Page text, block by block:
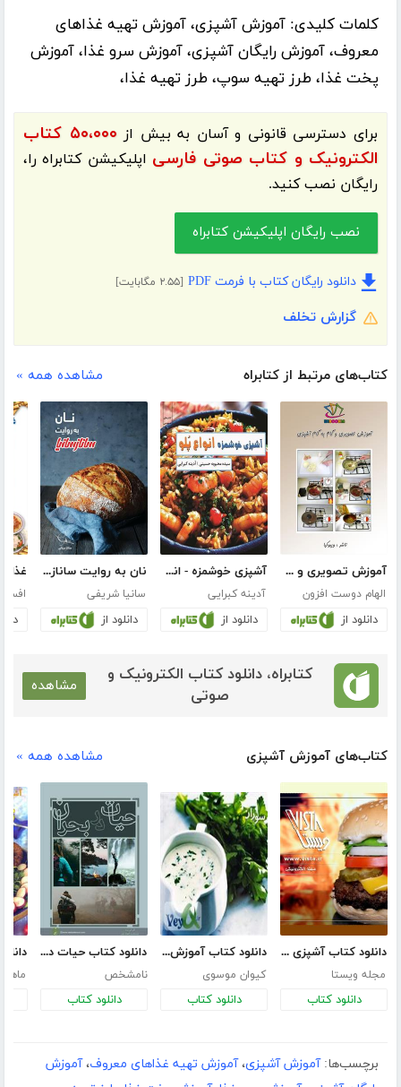
کلمات کلیدی: آموزش آشپزی، آموزش تهیه غذاهای
معروف، آموزش رایگان آشپزی، آموزش سرو غذا، آموزش
پخت غذا، طرز تهیه سوپ، طرز تهیه غذا،
برای دسترسی قانونی و آسان به بیش از
۵۰،۰۰۰ کتاب
الکترونیک و کتاب صوتی فارسی اپلیکیشنکتابراهرا،
رایگان نصب کنید.
نصب رایگان اپلیکیشن کتابراه
دانلود رایگان کتاب با فرمت PDF [۲.۵۵ مگابایت]
گزارش تخلف
کتاب‌های مرتبط از کتابراه مشاهده همه »
آموزش تصویری و گام به گام آشپزی
الهام دوست افزون
دانلود از
آشپزی خوشمزه - انواع پلو
آدینه کبرایی
دانلود از
نان به روایت ساناز سانیا
سانیا شریفی
دانلود از
کتابراه، دانلود کتاب الکترونیک و
صوتی
مشاهده
کتاب‌های آموزش آشپزی مشاهده همه »
دانلود کتاب آشپزی - غذاهای آماده و فوری
مجله ویستا
دانلود کتاب
دانلود کتاب آموزش و طرز تهیه محبوب ترین سس ها (کتای موبایل)
کیوان موسوی
دانلود کتاب
دانلود کتاب حیات در بحران
نامشخص
دانلود کتاب
برچسب‌ها: آموزش آشپزی،آموزش تهیه غذاهای معروف،آموزش